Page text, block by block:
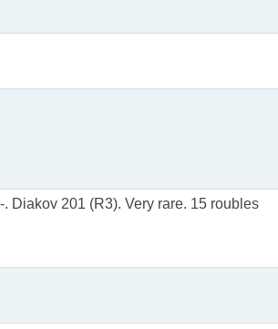
Diakov 201 (R3). Very rare. 15 roubles